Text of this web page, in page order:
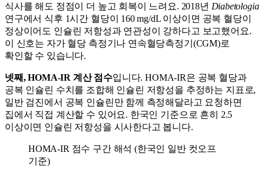
식사를 해도 정점이 더 높고 회복이 느려요. 2018년 Diabetologia
연구에서 식후 1시간 혈당이 160 mg/dL 이상이면 공복 혈당이
정상이어도 인슐린 저항성과 연관성이 강하다고 보고했어요.
이 신호는 자가 혈당 측정기나 연속혈당측정기(CGM)로
확인할 수 있습니다.
넷째, HOMA-IR 계산 점수입니다. HOMA-IR은 공복 혈당과
공복 인슐린 수치를 조합해 인슐린 저항성을 추정하는 지표로,
일반 검진에서 공복 인슐린만 함께 측정해달라고 요청하면
집에서 직접 계산할 수 있어요. 한국인 기준으로 흔히 2.5
이상이면 인슐린 저항성을 시사한다고 봅니다.
HOMA-IR 점수 구간 해석 (한국인 일반 컷오프
기준)